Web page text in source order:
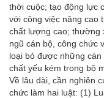
thời cuộc; tạo động lực
với công việc nâng cao
chất lượng cao; thường
ngũ cán bộ, công chức
loại bỏ được những
chất yếu kém trong bộ
Về lâu dài, cần nghiên
chức làm hai luật: (1)